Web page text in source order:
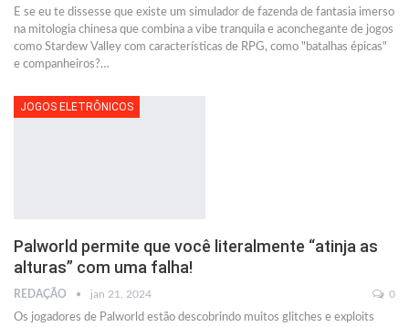
E se eu te dissesse que existe um simulador de fazenda de fantasia imerso
na mitologia chinesa que combina a vibe tranquila e aconchegante de jogos
como Stardew Valley com características de RPG, como "batalhas épicas"
e companheiros?…
JOGOS ELETRÔNICOS
Palworld permite que você literalmente “atinja as
alturas” com uma falha!
REDAÇÃO jan 21, 2024 0
Os jogadores de Palworld estão descobrindo muitos glitches e exploits